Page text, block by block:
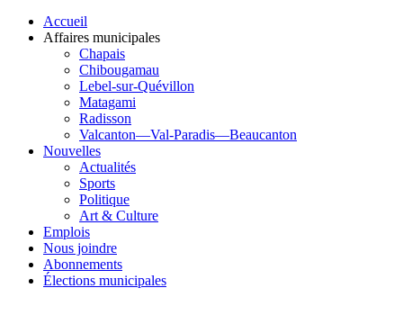
Accueil
Affaires municipales
Chapais
Chibougamau
Lebel-sur-Quévillon
Matagami
Radisson
Valcanton—Val-Paradis—Beaucanton
Nouvelles
Actualités
Sports
Politique
Art & Culture
Emplois
Nous joindre
Abonnements
Élections municipales